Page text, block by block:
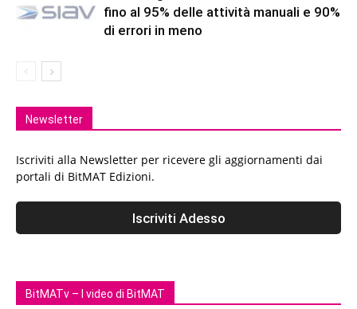
fino al 95% delle attività manuali e 90%
di errori in meno
Newsletter
Iscriviti alla Newsletter per ricevere gli aggiornamenti dai
portali di BitMAT Edizioni.
BitMATv – I video di BitMAT